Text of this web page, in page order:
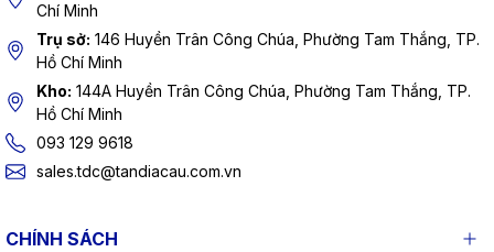
Chí Minh
Trụ sở: 146 Huyền Trân Công Chúa, Phường Tam Thắng, TP.
Hồ Chí Minh
Kho: 144A Huyền Trân Công Chúa, Phường Tam Thắng, TP.
Hồ Chí Minh
093 129 9618
sales.tdc@tandiacau.com.vn
CHÍNH SÁCH